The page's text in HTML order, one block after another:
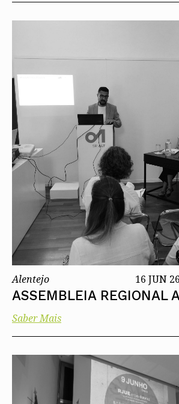
Alentejo 16 JUN 26
ASSEMBLEIA REGIONAL
Saber Mais